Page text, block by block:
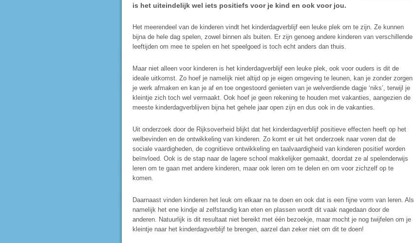
is het uiteindelijk wel iets positiefs voor je kind en ook voor jou.
Het meerendeel van de kinderen vindt het kinderdagverblijf een leuke plek om te zijn. Ze kunnen
bijna de hele dag spelen, zowel binnen als buiten. Er zijn genoeg andere kinderen van verschillende
leeftijden om mee te spelen en het speelgoed is toch echt anders dan thuis.
Maar niet alleen voor kinderen is het kinderdagverblijf een leuke plek, ook voor ouders is dit de
ideale uitkomst. Zo hoef je namelijk niet altijd op je eigen omgeving te leunen, kan je zonder zorgen
je werk afmaken en kan je af en toe ongestoord genieten van je welverdiende dagje ‘niks’, terwijl je
kleintje zich toch wel vermaakt. Ook hoef je geen rekening te houden met vakanties, aangezien de
meeste kinderdagverblijven bijna het gehele jaar open zijn en dus ook in de vakanties.
Uit onderzoek door de Rijksoverheid blijkt dat het kinderdagverblijf positieve effecten heeft op het
welbevinden en de ontwikkeling van kinderen. Zo komt er uit het onderzoek naar voren dat de
sociale vaardigheden, de cognitieve ontwikkeling en taalvaardigheid van kinderen positief worden
beïnvloed. Ook is de stap naar de lagere school makkelijker gemaakt, doordat ze al spelenderwijs
leren om te gaan met andere kinderen, maar ook leren om te delen en om voor zichzelf op te
komen.
Daarnaast vinden kinderen het leuk om elkaar na te doen en ook dat is een fijne vorm van leren. Als
namelijk het ene kindje al zelfstandig kan eten en plassen wordt dit vaak nagedaan door de
anderen. Natuurlijk is dit resultaat niet bereikt met één bezoekje, maar mocht je nog twijfelen om je
kleintje naar het kinderdagverblijf te brengen, aarzel dan zeker niet om dit te doen!